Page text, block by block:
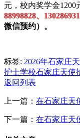
元，校内奖学金1200
88998828、
微信预约）。
标签: 2026年石家庄
护士学校石家庄天使
返回列表
上一篇： 在石家庄天
下一篇： 在石家庄天